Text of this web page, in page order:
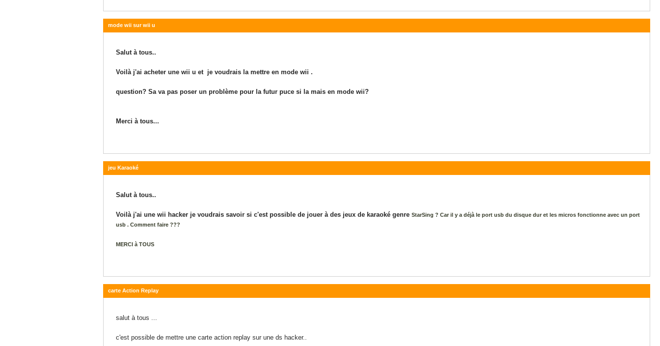
mode wii sur wii u
Salut à tous..
Voilà j'ai acheter une wii u et je voudrais la mettre en mode wii .
question? Sa va pas poser un problème pour la futur puce si la mais en mode wii?
Merci à tous...
jeu Karaoké
Salut à tous..
Voilà j'ai une wii hacker je voudrais savoir si c'est possible de jouer à des jeux de karaoké genre StarSing ? Car il y a déjà le port usb du disque dur et les micros fonctionne avec un port
usb . Comment faire ???
MERCI à TOUS
carte Action Replay
salut à tous ...
c'est possible de mettre une carte action replay sur une ds hacker..